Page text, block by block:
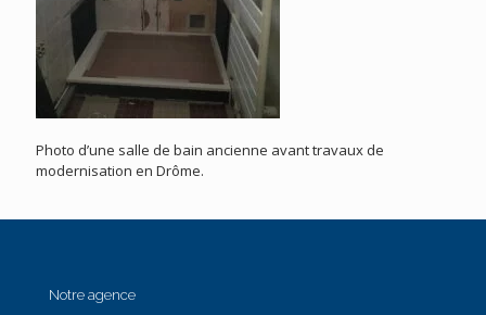
Photo d’une salle de bain ancienne avant travaux de
modernisation en Drôme.
Notre agence